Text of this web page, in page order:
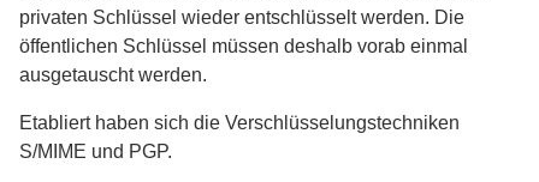
privaten Schlüssel wieder entschlüsselt werden. Die
öffentlichen Schlüssel müssen deshalb vorab einmal
ausgetauscht werden.
Etabliert haben sich die Verschlüsselungstechniken
S/MIME und PGP.